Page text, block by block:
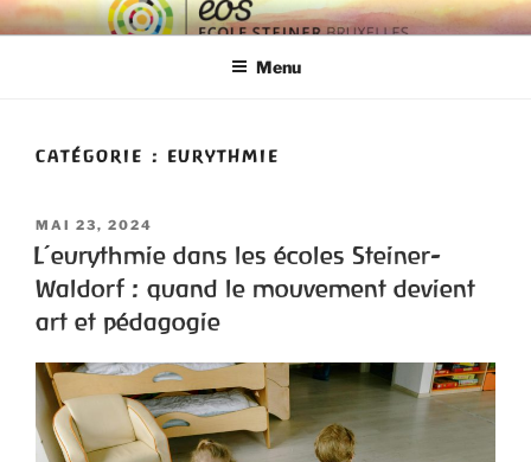
ECOLE EOS
Ecole Steiner Bruxelles
Menu
CATÉGORIE : EURYTHMIE
MAI 23, 2024
L’eurythmie dans les écoles Steiner-
Waldorf : quand le mouvement devient
art et pédagogie